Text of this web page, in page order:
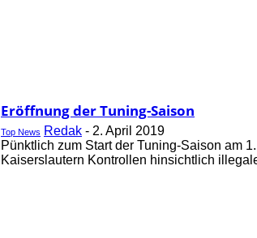
Eröffnung der Tuning-Saison
Top News Redak - 2. April 2019
Pünktlich zum Start der Tuning-Saison am
Kaiserslautern Kontrollen hinsichtlich